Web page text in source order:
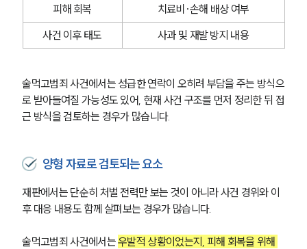
피해 회복
치료비·손해 배상 여부
사건 이후 태도
사과 및 재발 방지 내용
술먹고범죄 사건에서는 성급한 연락이 오히려 부담을 주는 방식으
로 받아들여질 가능성도 있어, 현재 사건 구조를 먼저 정리한 뒤 접
근 방식을 검토하는 경우가 많습니다.
양형 자료로 검토되는 요소
재판에서는 단순히 처벌 전력만 보는 것이 아니라 사건 경위와 이
후 대응 내용도 함께 살펴보는 경우가 많습니다.
술먹고범죄 사건에서는 우발적 상황이었는지, 피해 회복을 위해